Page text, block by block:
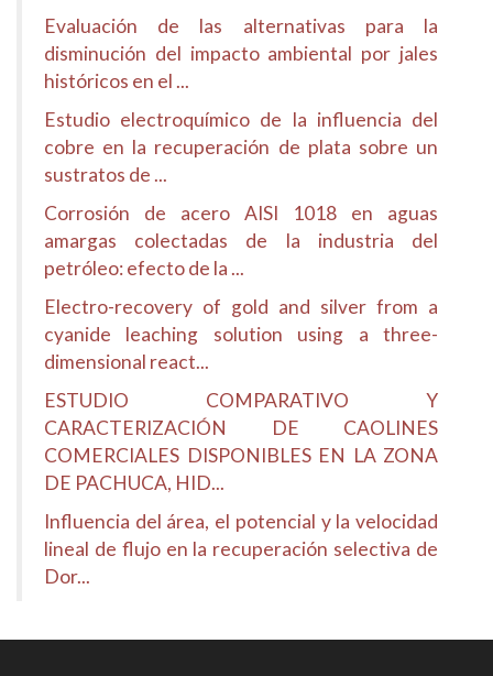
Evaluación de las alternativas para la
disminución del impacto ambiental por jales
históricos en el ...
Estudio electroquímico de la influencia del
cobre en la recuperación de plata sobre un
sustratos de ...
Corrosión de acero AISI 1018 en aguas
amargas colectadas de la industria del
petróleo: efecto de la ...
Electro-recovery of gold and silver from a
cyanide leaching solution using a three-
dimensional react...
ESTUDIO COMPARATIVO Y
CARACTERIZACIÓN DE CAOLINES
COMERCIALES DISPONIBLES EN LA ZONA
DE PACHUCA, HID...
Influencia del área, el potencial y la velocidad
lineal de flujo en la recuperación selectiva de
Dor...